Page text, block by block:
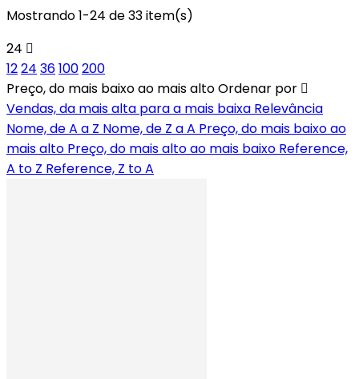
Mostrando 1-24 de 33 item(s)
24
1224 36100200
Preço, do mais baixo ao mais altoOrdenar por
Vendas, da mais alta para a mais baixa Relevância
Nome, de A a Z Nome, de Z a A Preço, do mais baixo ao
mais alto Preço, do mais alto ao mais baixo Reference,
A to Z Reference, Z to A